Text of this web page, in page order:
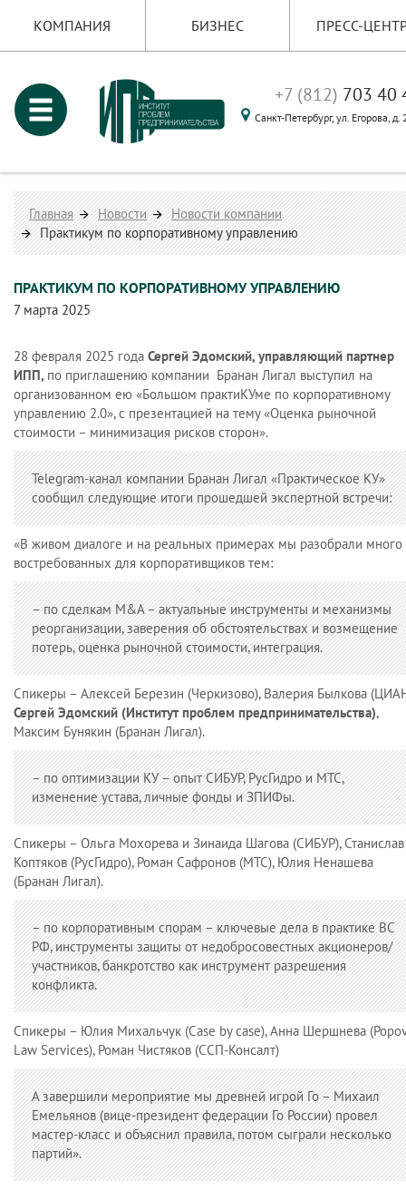
КОМПАНИЯ БИЗНЕС ПРЕСС-
+7 (812) 703 40
Санкт-Петербург, ул. Егорова, д.
Главная Новости
Новости компании
Практикум по корпоративному управлению
ПРАКТИКУМ ПО КОРПОРАТИВНОМУ УПРАВЛЕНИЮ
7 марта 2025
28 февраля 2025 года Сергей Эдомский, управляющий партнер
ИПП, по приглашению компании Бранан Лигал выступил на
организованном ею «Большом практиКУме по корпоративному
управлению 2.0», с презентацией на тему «Оценка рыночной
стоимости – минимизация рисков сторон».
Telegram-канал компании Бранан Лигал «Практическое КУ»
сообщил следующие итоги прошедшей экспертной встречи:
«В живом диалоге и на реальных примерах мы разобрали много
востребованных для корпоративщиков тем:
– по сделкам M&A – актуальные инструменты и механизмы
реорганизации, заверения об обстоятельствах и возмещение
потерь, оценка рыночной стоимости, интеграция.
Спикеры – Алексей Березин (Черкизово), Валерия Былкова
Сергей Эдомский (Институт проблем предпринимательства),
Максим Бунякин (Бранан Лигал).
– по оптимизации КУ – опыт СИБУР, РусГидро и МТС,
изменение устава, личные фонды и ЗПИФы.
Спикеры – Ольга Мохорева и Зинаида Шагова (СИБУР), Станислав
Коптяков (РусГидро), Роман Сафронов (МТС), Юлия Ненашева
(Бранан Лигал).
– по корпоративным спорам – ключевые дела в практике ВС
РФ, инструменты защиты от недобросовестных акционеров/
участников, банкротство как инструмент разрешения
конфликта.
Спикеры – Юлия Михальчук (Case by case), Анна Шершнева (Popov
Law Services), Роман Чистяков (ССП-Консалт)
А завершили мероприятие мы древней игрой Го – Михаил
Емельянов (вице-президент федерации Го России) провел
мастер-класс и объяснил правила, потом сыграли несколько
партий».